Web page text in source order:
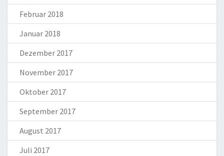
Februar 2018
Januar 2018
Dezember 2017
November 2017
Oktober 2017
September 2017
August 2017
Juli 2017